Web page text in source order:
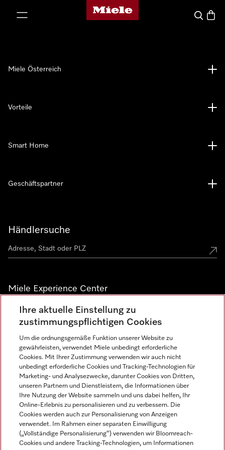
Miele-Homepage
Suche
Händlersuche
Miele Experience Center
Alle Miele Experience Center anzeigen
Newsletter
Miele Österreich
Vorteile
Smart Home
Geschäftspartner
Miele auf Instagram
Miele auf Facebook
Miele auf Youtube
Ihre aktuelle Einstellung zu
zustimmungspflichtigen Cookies
Um die ordnungsgemäße Funktion unserer Website zu
gewährleisten, verwendet Miele unbedingt erforderliche
Cookies. Mit Ihrer Zustimmung verwenden wir auch nicht
unbedingt erforderliche Cookies und Tracking-Technologien für
Marketing- und Analysezwecke, darunter Cookies von Dritten,
unseren Partnern und Dienstleistern, die Informationen über
Ihre Nutzung der Website sammeln und uns dabei helfen, Ihr
Online-Erlebnis zu personalisieren und zu verbessern. Die
Cookies werden auch zur Personalisierung von Anzeigen
verwendet. Im Rahmen einer separaten Einwilligung
(„Vollständige Personalisierung“) verwenden wir Bloomreach-
Cookies und andere Tracking-Technologien, um Informationen